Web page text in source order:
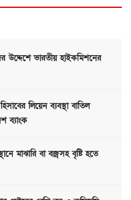
উদ্দেশে ভারতীয় হাইকমিশনের
লিয়েন ব্যবস্থা বাতিল
ব্যাংক
মাঝারি বা বজ্রসহ বৃষ্টি হতে